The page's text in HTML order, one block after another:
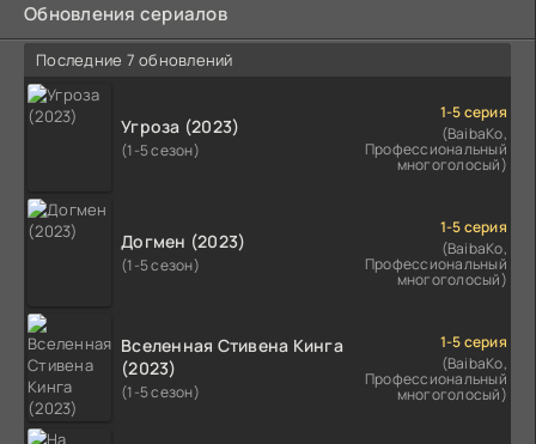
Обновления сериалов
Последние 7 обновлений
Угроза (2023)
(1-5 сезон)
1-5 серия
(BaibaKo,
Профессиональный
многоголосый)
Догмен (2023)
(1-5 сезон)
1-5 серия
(BaibaKo,
Профессиональный
многоголосый)
Вселенная Стивена Кинга
(2023)
(1-5 сезон)
1-5 серия
(BaibaKo,
Профессиональный
многоголосый)